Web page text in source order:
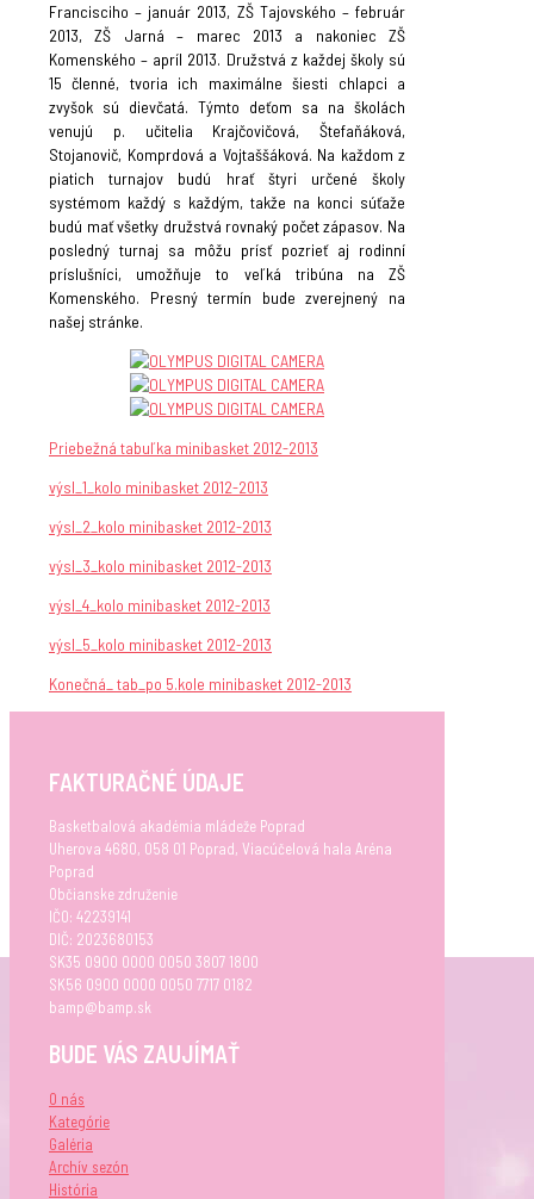
Francisciho – január 2013, ZŠ Tajovského – február
2013, ZŠ Jarná – marec 2013 a nakoniec ZŠ
Komenského – apríl 2013. Družstvá z každej školy sú
15 členné, tvoria ich maximálne šiesti chlapci a
zvyšok sú dievčatá. Týmto deťom sa na školách
venujú p. učitelia Krajčovičová, Štefaňáková,
Stojanovič, Komprdová a Vojtaššáková. Na každom z
piatich turnajov budú hrať štyri určené školy
systémom každý s každým, takže na konci súťaže
budú mať všetky družstvá rovnaký počet zápasov. Na
posledný turnaj sa môžu prísť pozrieť aj rodinní
príslušníci, umožňuje to veľká tribúna na ZŠ
Komenského. Presný termín bude zverejnený na
našej stránke.
Priebežná tabuľka minibasket 2012-2013
výsl_1_kolo minibasket 2012-2013
výsl_2_kolo minibasket 2012-2013
výsl_3_kolo minibasket 2012-2013
výsl_4_kolo minibasket 2012-2013
výsl_5_kolo minibasket 2012-2013
Konečná_ tab_po 5.kole minibasket 2012-2013
FAKTURAČNÉ ÚDAJE
Basketbalová akadémia mládeže Poprad
Uherova 4680, 058 01 Poprad, Viacúčelová hala Aréna
Poprad
Občianske združenie
IČO: 42239141
DIČ: 2023680153
SK35 0900 0000 0050 3807 1800
SK56 0900 0000 0050 7717 0182
bamp@bamp.sk
BUDE VÁS ZAUJÍMAŤ
O nás
Kategórie
Galéria
Archív sezón
História